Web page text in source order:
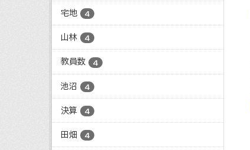
宅地 4
山林 4
教員数 4
池沼 4
決算 4
田畑 4